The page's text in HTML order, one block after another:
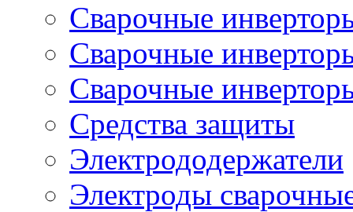
Сварочные
Сварочные
Сварочные
Средства защиты
Электрододержатели
Электроды